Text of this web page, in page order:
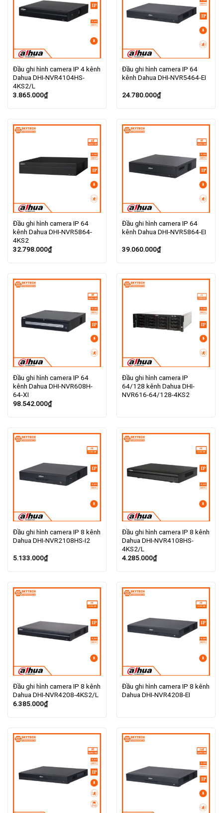
Đầu ghi hình camera IP 4 kênh
Dahua DHI-NVR4104HS-
4KS2/L
3.865.000₫
Đầu ghi hình camera IP 64
kênh Dahua DHI-NVR5464-EI
24.780.000₫
Đầu ghi hình camera IP 64
kênh Dahua DHI-NVR5864-
4KS2
32.798.000₫
Đầu ghi hình camera IP 64
kênh Dahua DHI-NVR5864-EI
39.060.000₫
Đầu ghi hình camera IP 64
kênh Dahua DHI-NVR608H-
64-XI
98.542.000₫
Đầu ghi hình camera IP
64/128 kênh Dahua DHI-
NVR616-64/128-4KS2
Đầu ghi hình camera IP 8 kênh
Dahua DHI-NVR2108HS-I2
5.133.000₫
Đầu ghi hình camera IP 8 kênh
Dahua DHI-NVR4108HS-
4KS2/L
4.285.000₫
Đầu ghi hình camera IP 8 kênh
Dahua DHI-NVR4208-4KS2/L
6.385.000₫
Đầu ghi hình camera IP 8 kênh
Dahua DHI-NVR4208-EI